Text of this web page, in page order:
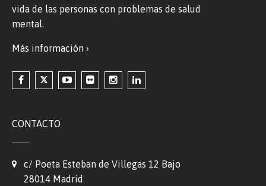
vida de las personas con problemas de salud
mental.
Más información ›
CONTACTO
c/ Poeta Esteban de Villegas 12 Bajo
28014 Madrid